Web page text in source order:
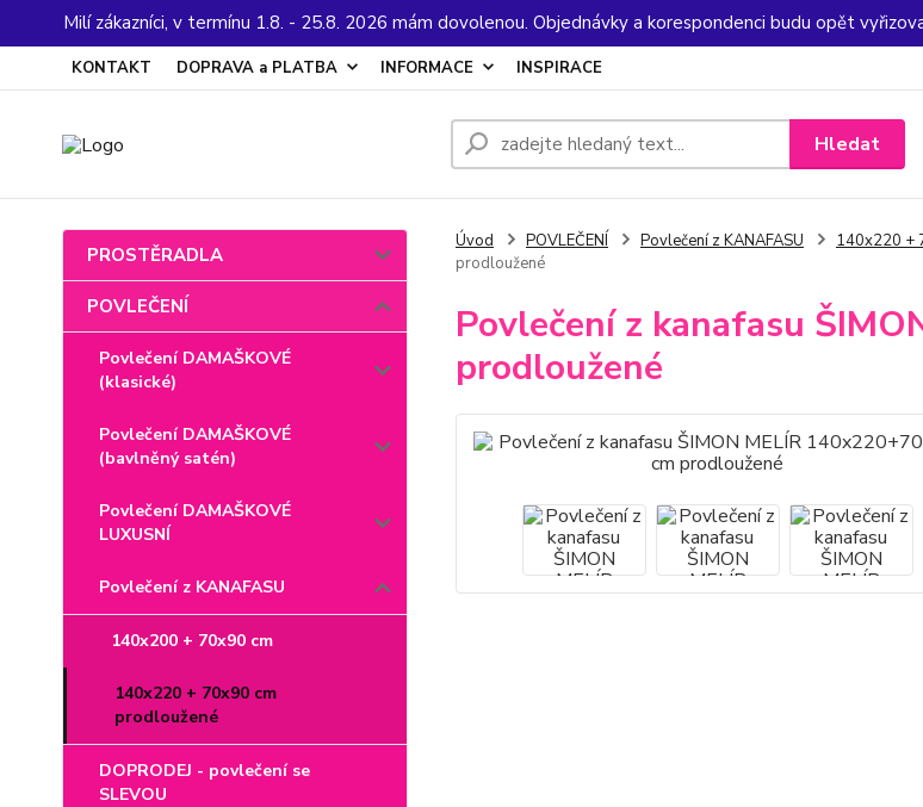
Milí zákazníci, v termínu 1.8. - 25.8. 2026 mám dovolenou. Objednávky a korespondenci budu opět
KONTAKT DOPRAVA a PLATBA INFORMACE INSPIRACE
Hledat
PROSTĚRADLA
POVLEČENÍ
Povlečení DAMAŠKOVÉ
(klasické)
Povlečení DAMAŠKOVÉ
(bavlněný satén)
Povlečení DAMAŠKOVÉ
LUXUSNÍ
Povlečení z KANAFASU
140x200 + 70x90 cm
140x220 + 70x90 cm
prodloužené
DOPRODEJ - povlečení se
SLEVOU
Úvod POVLEČENÍ Povlečení z KANAFASU 140x220 +
prodloužené
Povlečení z kanafasu
prodloužené